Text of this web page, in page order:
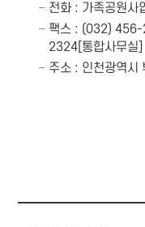
전화 : 가족공원
팩스 : (032)
2324[통합사무실]
주소 : 인천광역